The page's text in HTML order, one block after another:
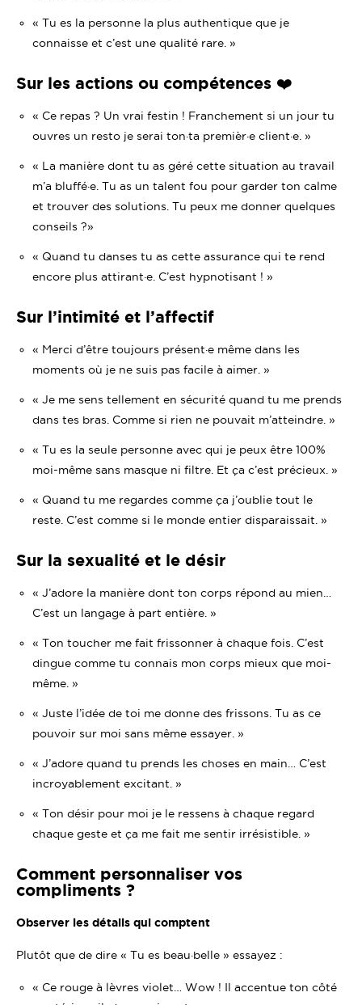
« Tu es la personne la plus authentique que je
connaisse et c’est une qualité rare. »
Sur les actions ou compétences ❤️
« Ce repas ? Un vrai festin ! Franchement si un jour tu
ouvres un resto je serai ton·ta premièr·e client·e. »
« La manière dont tu as géré cette situation au travail
m’a bluffé·e. Tu as un talent fou pour garder ton calme
et trouver des solutions. Tu peux me donner quelques
conseils ?»
« Quand tu danses tu as cette assurance qui te rend
encore plus attirant·e. C’est hypnotisant ! »
Sur l’intimité et l’affectif
« Merci d’être toujours présent·e même dans les
moments où je ne suis pas facile à aimer. »
« Je me sens tellement en sécurité quand tu me prends
dans tes bras. Comme si rien ne pouvait m’atteindre. »
« Tu es la seule personne avec qui je peux être 100%
moi-même sans masque ni filtre. Et ça c’est précieux. »
« Quand tu me regardes comme ça j’oublie tout le
reste. C’est comme si le monde entier disparaissait. »
Sur la sexualité et le désir
« J’adore la manière dont ton corps répond au mien…
C’est un langage à part entière. »
« Ton toucher me fait frissonner à chaque fois. C’est
dingue comme tu connais mon corps mieux que moi-
même. »
« Juste l’idée de toi me donne des frissons. Tu as ce
pouvoir sur moi sans même essayer. »
« J’adore quand tu prends les choses en main… C’est
incroyablement excitant. »
« Ton désir pour moi je le ressens à chaque regard
chaque geste et ça me fait me sentir irrésistible. »
Comment personnaliser vos
compliments ?
Observer les détails qui comptent
Plutôt que de dire « Tu es beau·belle » essayez :
« Ce rouge à lèvres violet… Wow ! Il accentue ton côté